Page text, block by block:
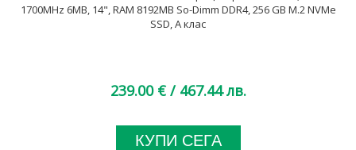
1700MHz 6MB, 14", RAM 8192MB So-Dimm DDR4, 256 GB M.2 NVMe
SSD, A клас
239.00 € / 467.44 лв.
КУПИ СЕГА